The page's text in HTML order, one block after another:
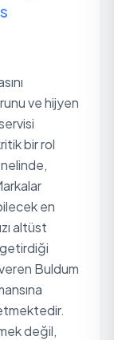
ve hijyen
bir rol
en
altüst
Buldum
değil,